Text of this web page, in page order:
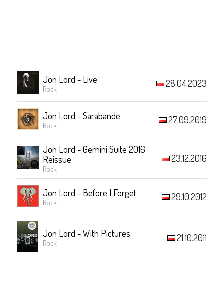
Jon Lord - Live
Rock 28.04.2023
Jon Lord - Sarabande
Rock 27.09.2019
Jon Lord - Gemini Suite 2016
Reissue
Rock
23.12.2016
Jon Lord - Before I Forget
Rock 29.10.2012
Jon Lord - With Pictures
Rock 21.10.2011